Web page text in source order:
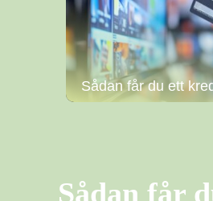
Sådan får du ett
Sådan får